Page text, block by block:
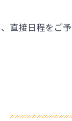
直接日程をご予